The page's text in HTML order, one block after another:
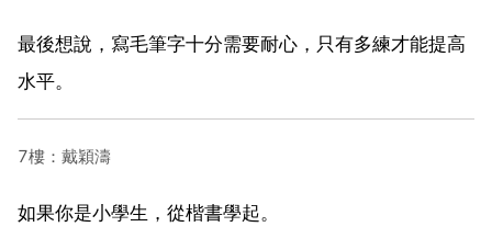
最後想說，寫毛筆字十分需要耐心，只有多練才能提高
水平。
7樓：戴穎濤
如果你是小學生，從楷書學起。